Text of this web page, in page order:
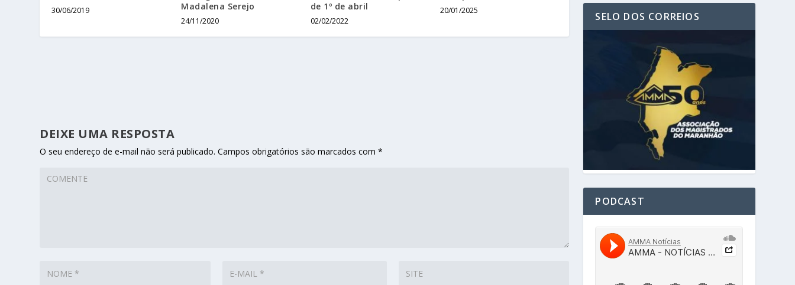
30/06/2019
Madalena Serejo
24/11/2020
de 1º de abril
02/02/2022
20/01/2025
DEIXE UMA RESPOSTA
O seu endereço de e-mail não será publicado. Campos obrigatórios são marcados com*
SELO DOS CORREIOS
PODCAST